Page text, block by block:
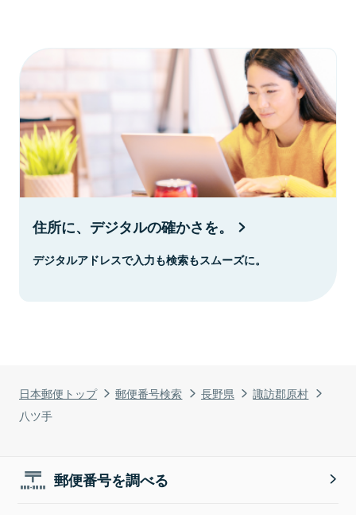
日本郵便トップ 郵便番号検索 長野県
諏訪郡原村
八ツ手
住所に、デジタルの確かさを。
デジタルアドレスで入力も検索もスムーズに。
郵便番号を調べる